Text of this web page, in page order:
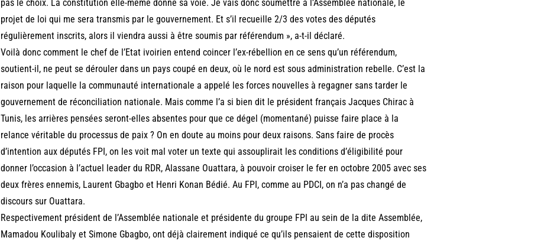
pas le choix. La constitution elle-même donne sa voie. Je vais donc soumettre à l’Assemblée nationale, le
projet de loi qui me sera transmis par le gouvernement. Et s’il recueille 2/3 des votes des députés
régulièrement inscrits, alors il viendra aussi à être soumis par référendum », a-t-il déclaré.
Voilà donc comment le chef de l’Etat ivoirien entend coincer l’ex-rébellion en ce sens qu’un référendum,
soutient-il, ne peut se dérouler dans un pays coupé en deux, où le nord est sous administration rebelle. C’est la
raison pour laquelle la communauté internationale a appelé les forces nouvelles à regagner sans tarder le
gouvernement de réconciliation nationale. Mais comme l’a si bien dit le président français Jacques Chirac à
Tunis, les arrières pensées seront-elles absentes pour que ce dégel (momentané) puisse faire place à la
relance véritable du processus de paix ? On en doute au moins pour deux raisons. Sans faire de procès
d’intention aux députés FPI, on les voit mal voter un texte qui assouplirait les conditions d’éligibilité pour
donner l’occasion à l’actuel leader du RDR, Alassane Ouattara, à pouvoir croiser le fer en octobre 2005 avec ses
deux frères ennemis, Laurent Gbagbo et Henri Konan Bédié. Au FPI, comme au PDCI, on n’a pas changé de
discours sur Ouattara.
Respectivement président de l’Assemblée nationale et présidente du groupe FPI au sein de la dite Assemblée,
Mamadou Koulibaly et Simone Gbagbo, ont déjà clairement indiqué ce qu’ils pensaient de cette disposition